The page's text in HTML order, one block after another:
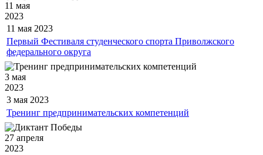
11 мая
2023
11 мая 2023
Первый Фестиваля студенческого спорта Приволжского
федерального округа
3 мая
2023
3 мая 2023
Тренинг предпринимательских компетенций
27 апреля
2023